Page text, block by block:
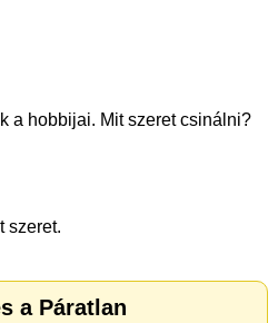
a hobbijai. Mit szeret csinálni?
szeret.
a Páratlan